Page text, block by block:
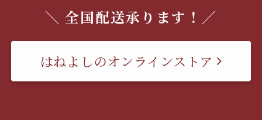
＼ 全国配送承ります！／
はねよしのオンラインストア